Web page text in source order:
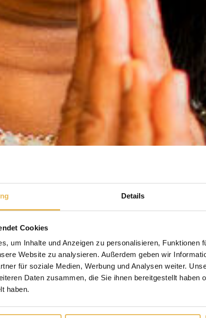
Details
Cookies
um Inhalte und Anzeigen zu personalisieren, Funktionen
Website zu analysieren. Außerdem geben wir
für soziale Medien, Werbung und Analysen weiter.
Daten zusammen, die Sie ihnen bereitgestellt haben
haben.